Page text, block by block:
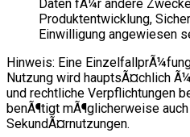
Daten fÃ¼r andere
Produktentwicklung,
Einwilligung angewiesen
Hinweis: Eine
Nutzung wird hauptsÃ¤chlich
und rechtliche Verpflichtungen
benÃ¶tigt mÃ¶glicherweise
SekundÃ¤rnutzungen.